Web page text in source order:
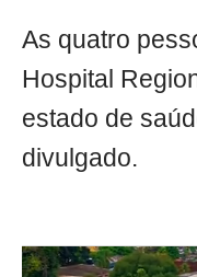
As quatro
Hospital
estado de
divulgado.